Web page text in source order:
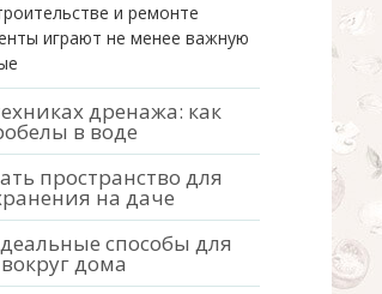
и ремонте
играют не менее важную
дренажа: как
в воде
пространство для
на даче
способы для
дома